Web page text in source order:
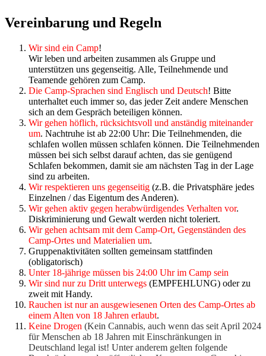
Vereinbarung und Regeln
Wir sind ein Camp!
Wir leben und arbeiten zusammen als Gruppe und
unterstützen uns gegenseitig. Alle, Teilnehmende und
Teamende gehören zum Camp.
Die Camp-Sprachen sind Englisch und Deutsch! Bitte
unterhaltet euch immer so, das jeder Zeit andere Menschen
sich an dem Gespräch beteiligen können.
Wir gehen höflich, rücksichtsvoll und anständig miteinander
um. Nachtruhe ist ab 22:00 Uhr: Die Teilnehmenden, die
schlafen wollen müssen schlafen können. Die Teilnehmenden
müssen bei sich selbst darauf achten, das sie genügend
Schlafen bekommen, damit sie am nächsten Tag in der Lage
sind zu arbeiten.
Wir respektieren uns gegenseitig (z.B. die Privatsphäre jedes
Einzelnen / das Eigentum des Anderen).
Wir gehen aktiv gegen herabwürdigendes Verhalten vor.
Diskriminierung und Gewalt werden nicht toleriert.
Wir gehen achtsam mit dem Camp-Ort, Gegenständen des
Camp-Ortes und Materialien um.
Gruppenaktivitäten sollten gemeinsam stattfinden
(obligatorisch)
Unter 18-jährige müssen bis 24:00 Uhr im Camp sein
Wir sind nur zu Dritt unterwegs (EMPFEHLUNG) oder zu
zweit mit Handy.
Rauchen ist nur an ausgewiesenen Orten des Camp-Ortes ab
einem Alten von 18 Jahren erlaubt.
Keine Drogen (Kein Cannabis, auch wenn das seit April 2024
für Menschen ab 18 Jahren mit Einschränkungen in
Deutschland legal ist! Unter anderem gelten folgende